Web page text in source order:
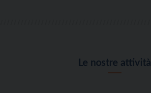
Le nostre attività